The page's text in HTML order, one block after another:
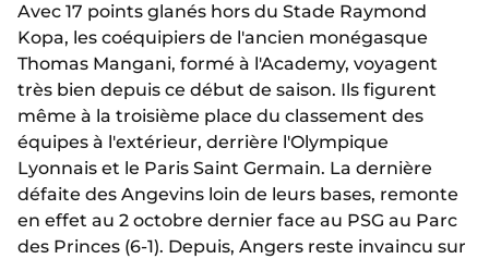
Avec 17 points glanés hors du Stade Raymond
Kopa, les coéquipiers de l'ancien monégasque
Thomas Mangani, formé à l'Academy, voyagent
très bien depuis ce début de saison. Ils figurent
même à la troisième place du classement des
équipes à l'extérieur, derrière l'Olympique
Lyonnais et le Paris Saint Germain. La dernière
défaite des Angevins loin de leurs bases, remonte
en effet au 2 octobre dernier face au PSG au Parc
des Princes (6-1). Depuis, Angers reste invaincu sur